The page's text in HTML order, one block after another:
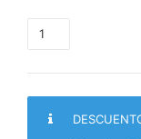
Odisea